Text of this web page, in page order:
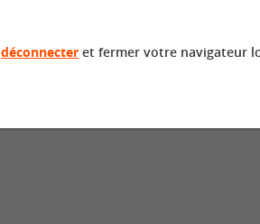
déconnecter et fermer votre navigateur